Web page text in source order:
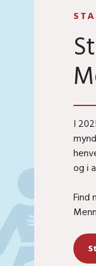
I
og i
Find